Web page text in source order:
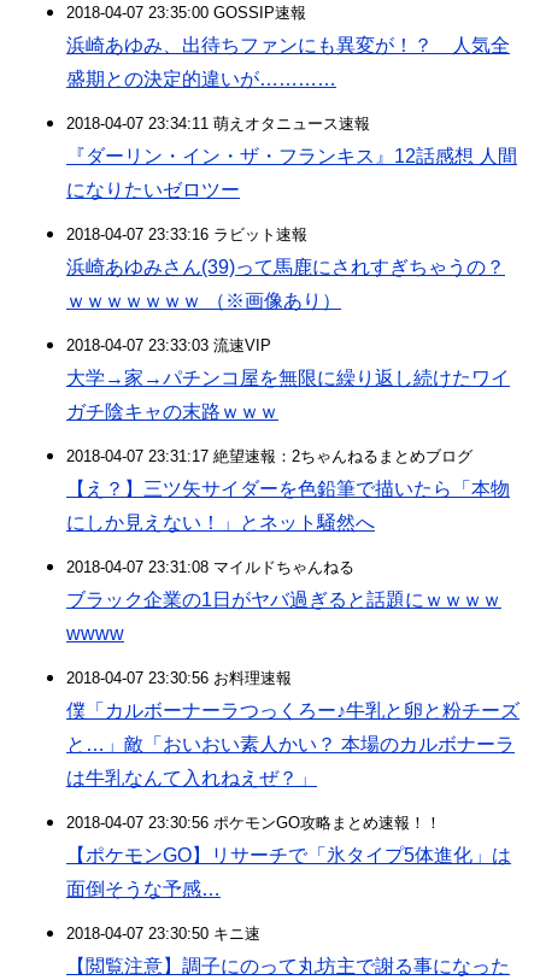
2018-04-07 23:35:00 GOSSIP速報
浜崎あゆみ、出待ちファンにも異変が！？ 人気全
盛期との決定的違いが…………
2018-04-07 23:34:11 萌えオタニュース速報
『ダーリン・イン・ザ・フランキス』12話感想 人間
になりたいゼロツー
2018-04-07 23:33:16 ラビット速報
浜崎あゆみさん(39)って馬鹿にされすぎちゃうの？
ｗｗｗｗｗｗｗ （※画像あり）
2018-04-07 23:33:03 流速VIP
大学→家→パチンコ屋を無限に繰り返し続けたワイ
ガチ陰キャの末路ｗｗｗ
2018-04-07 23:31:17 絶望速報：2ちゃんねるまとめブログ
【え？】三ツ矢サイダーを色鉛筆で描いたら「本物
にしか見えない！」とネット騒然へ
2018-04-07 23:31:08 マイルドちゃんねる
ブラック企業の1日がヤバ過ぎると話題にｗｗｗｗ
wwww
2018-04-07 23:30:56 お料理速報
僕「カルボーナーラつっくろー♪牛乳と卵と粉チーズ
と…」敵「おいおい素人かい？ 本場のカルボナーラ
は牛乳なんて入れねえぜ？」
2018-04-07 23:30:56 ポケモンGO攻略まとめ速報！！
【ポケモンGO】リサーチで「氷タイプ5体進化」は
面倒そうな予感…
2018-04-07 23:30:50 キニ速
【閲覧注意】調子にのって丸坊主で謝る事になった